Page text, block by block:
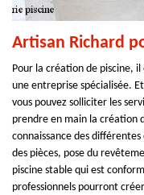
Artisan Richard
Pour la création de piscine,
une entreprise spécialisée.
vous pouvez solliciter les
prendre en main la création
connaissance des
des pièces, pose du
piscine stable qui est
professionnels pourront